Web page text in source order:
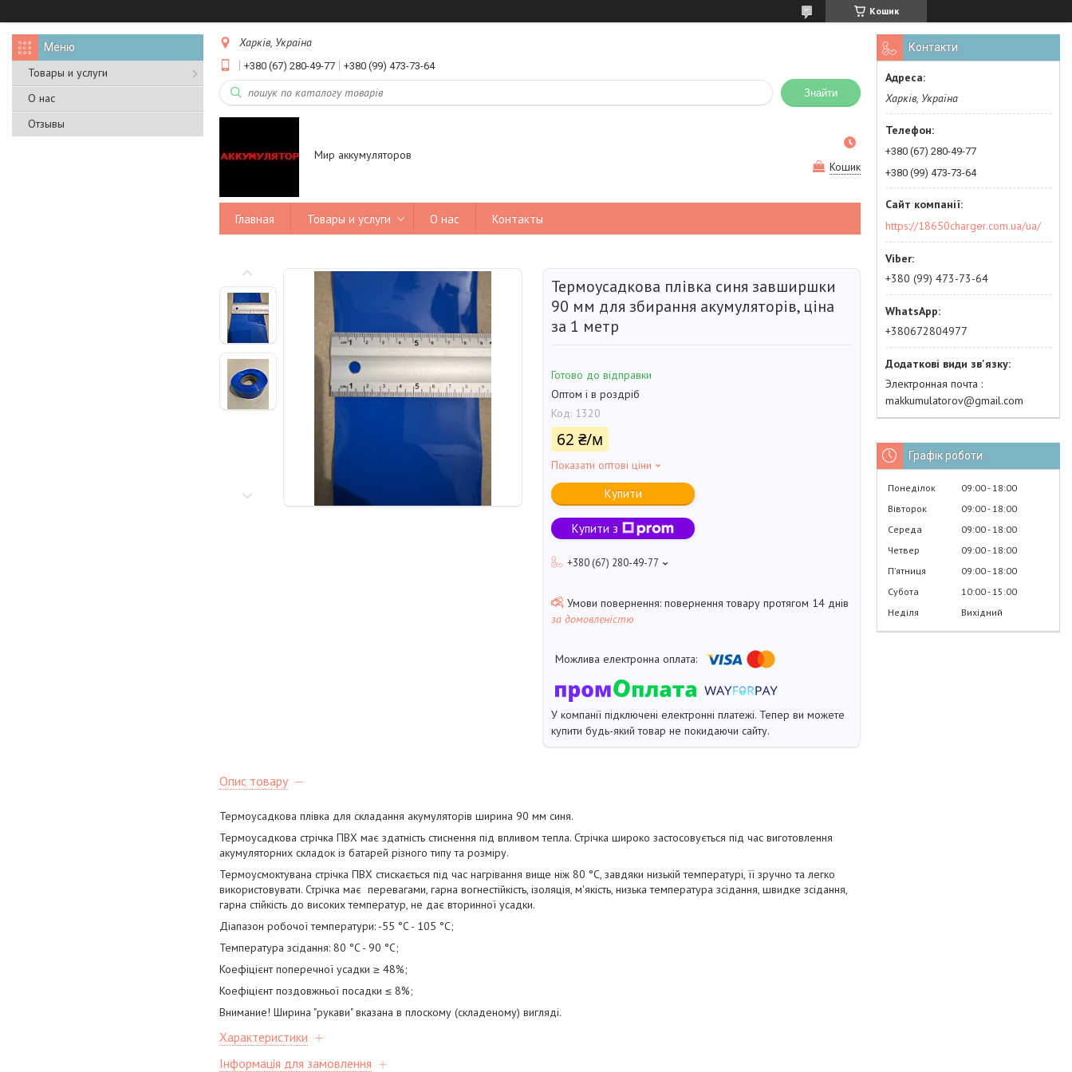
Кошик
Товары и услуги
О нас
Отзывы
Харків, Україна
+380 (67) 280-49-77 +380 (99) 473-73-64
Знайти
Мир аккумуляторов
Кошик
Главная Товары и услуги О нас Контакты
Термоусадкова плівка синя завширшки
90 мм для збирання акумуляторів, ціна
за 1 метр
Готово до відправки
Оптом і в роздріб
Код: 1320
62 ₴/м
Показати оптові ціни
Купити
Купити з
+380 (67) 280-49-77
повернення товару протягом 14 днів
за домовленістю
У компанії підключені електронні платежі. Тепер ви можете
купити будь-який товар не покидаючи сайту.
Опис товару
Термоусадкова плівка для складання акумуляторів ширина 90 мм синя.
Термоусадкова стрічка ПВХ має здатність стиснення під впливом тепла. Стрічка широко застосовується під час виготовлення
акумуляторних складок із батарей різного типу та розміру.
Термоусмоктувана стрічка ПВХ стискається під час нагрівання вище ніж 80 °C, завдяки низькій температурі, її зручно та легко
використовувати. Стрічка має перевагами, гарна вогнестійкість, ізоляція, м'якість, низька температура зсідання, швидке зсідання,
гарна стійкість до високих температур, не дає вторинної усадки.
Діапазон робочої температури: -55 °C - 105 °C;
Температура зсідання: 80 °C - 90 °C;
Коефіцієнт поперечної усадки ≥ 48%;
Коефіцієнт поздовжньої посадки ≤ 8%;
Внимание! Ширина "рукави" вказана в плоскому (складеному) вигляді.
Характеристики
Інформація для замовлення
Контакти
Харків, Україна
+380 (67) 280-49-77
+380 (99) 473-73-64
https://18650charger.com.ua/ua/
+380 (99) 473-73-64
+380672804977
Электронная почта
makkumulatorov@gmail.com
Графік роботи
Понеділок 09:00 18:00
Вівторок
09:00 18:00
Середа
09:00 18:00
Четвер
09:00 18:00
Пʼятниця
09:00 18:00
Субота
10:00 15:00
Неділя
Вихідний